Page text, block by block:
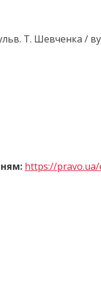
Т. Шевченка /
https://